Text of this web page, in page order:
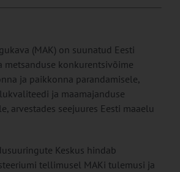
(MAK) on suunatud Eesti
metsanduse konkurentsivõime
ja paikkonna parandamisele,
ja maamajanduse
arvestades seejuures Eesti maaelu
Keskus hindab
tellimusel MAKi tulemusi ja